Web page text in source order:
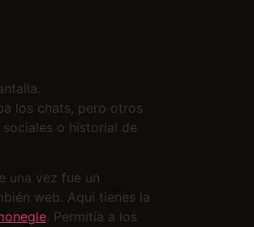
los chats, pero otros
o historial de
una vez fue un
web. Aquí tienes la
. Permitía a los